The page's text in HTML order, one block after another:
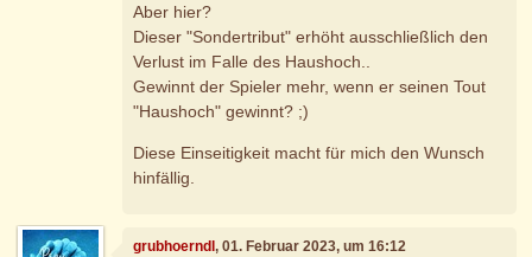
Aber hier?
Dieser "Sondertribut" erhöht ausschließlich den
Verlust im Falle des Haushoch..
Gewinnt der Spieler mehr, wenn er seinen Tout
"Haushoch" gewinnt? ;)
Diese Einseitigkeit macht für mich den Wunsch
hinfällig.
grubhoerndl, 01. Februar 2023, um 16:12